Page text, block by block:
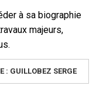
à sa biographie
majeurs,
: GUILLOBEZ SERGE